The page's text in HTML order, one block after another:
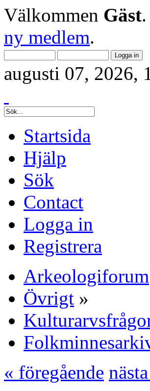
Välkommen Gäst
ny medlem.
augusti 07, 2026,
Startsida
Hjälp
Sök
Contact
Logga in
Registrera
Arkeologiforum
Övrigt »
« föregående